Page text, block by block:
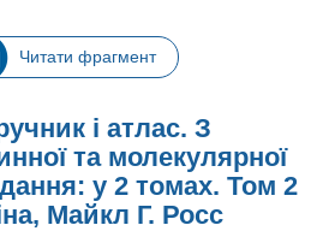
Читати фрагмент
і атлас. З
та молекулярної
у 2 томах. Том 2
Майкл Г. Росс